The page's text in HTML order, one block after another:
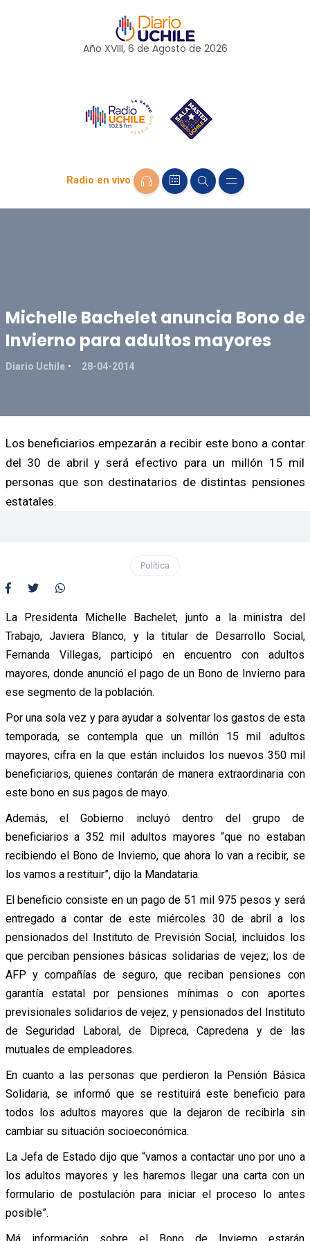
Año XVIII, 6 de Agosto de 2026
Radio en vivo
Michelle Bachelet anuncia Bono de
Invierno para adultos mayores
Diario Uchile 28-04-2014
Los beneficiarios empezarán a recibir este bono a contar
del 30 de abril y será efectivo para un millón 15 mil
personas que son destinatarios de distintas pensiones
estatales.
Política
La Presidenta Michelle Bachelet, junto a la ministra del
Trabajo, Javiera Blanco, y la titular de Desarrollo Social,
Fernanda Villegas, participó en encuentro con adultos
mayores, donde anunció el pago de un Bono de Invierno para
ese segmento de la población.
Por una sola vez y para ayudar a solventar los gastos de esta
temporada, se contempla que un millón 15 mil adultos
mayores, cifra en la que están incluidos los nuevos 350 mil
beneficiarios, quienes contarán de manera extraordinaria con
este bono en sus pagos de mayo.
Además, el Gobierno incluyó dentro del grupo de
beneficiarios a 352 mil adultos mayores “que no estaban
recibiendo el Bono de Invierno, que ahora lo van a recibir, se
los vamos a restituir”, dijo la Mandataria.
El beneficio consiste en un pago de 51 mil 975 pesos y será
entregado a contar de este miércoles 30 de abril a los
pensionados del Instituto de Previsión Social, incluidos los
que perciban pensiones básicas solidarias de vejez; los de
AFP y compañías de seguro, que reciban pensiones con
garantía estatal por pensiones mínimas o con aportes
previsionales solidarios de vejez, y pensionados del Instituto
de Seguridad Laboral, de Dipreca, Capredena y de las
mutuales de empleadores.
En cuanto a las personas que perdieron la Pensión Básica
Solidaria, se informó que se restituirá este beneficio para
todos los adultos mayores que la dejaron de recibirla sin
cambiar su situación socioeconómica.
La Jefa de Estado dijo que “vamos a contactar uno por uno a
los adultos mayores y les haremos llegar una carta con un
formulario de postulación para iniciar el proceso lo antes
posible”.
Má información sobre el Bono de Invierno estarán